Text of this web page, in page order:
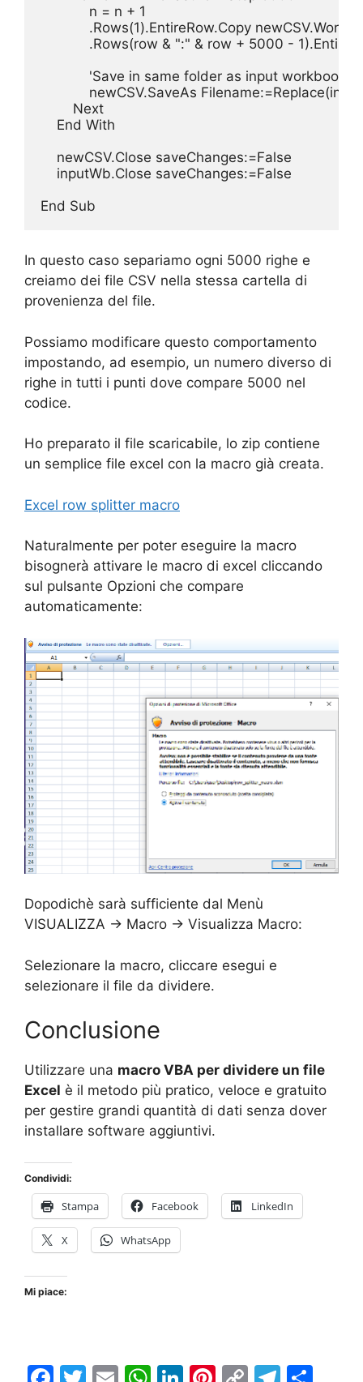
            n = n + 1
.Rows(1).EntireRow.Copy
.Rows(row & ":" & row + 5000 -
'Save in same folder as input workbook
newCSV.SaveAs
        Next
    End With
    newCSV.Close saveChanges:=False
    inputWb.Close saveChanges:=False
End Sub
In questo caso separiamo ogni 5000 righe e
creiamo dei file CSV nella stessa cartella di
provenienza del file.
Possiamo modificare questo comportamento
impostando, ad esempio, un numero diverso di
righe in tutti i punti dove compare 5000 nel
codice.
Ho preparato il file scaricabile, lo zip contiene
un semplice file excel con la macro già creata.
Excel row splitter macro
Naturalmente per poter eseguire la macro
bisognerà attivare le macro di excel cliccando
sul pulsante Opzioni che compare
automaticamente:
Dopodichè sarà sufficiente dal Menù
VISUALIZZA -> Macro -> Visualizza Macro:
Selezionare la macro, cliccare esegui e
selezionare il file da dividere.
Conclusione
Utilizzare una macro VBA per dividere un file
Excel è il metodo più pratico, veloce e gratuito
per gestire grandi quantità di dati senza dover
installare software aggiuntivi.
Condividi:
Stampa Facebook LinkedIn
X WhatsApp
Mi piace: